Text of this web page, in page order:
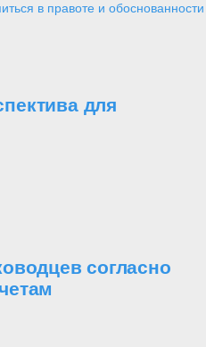
в правоте и обоснованности
для
согласно